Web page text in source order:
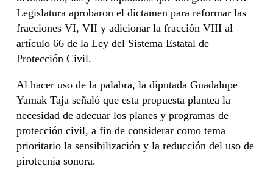
Legislatura aprobaron el dictamen para reformar las
fracciones VI, VII y adicionar la fracción VIII al
artículo 66 de la Ley del Sistema Estatal de
Protección Civil.
Al hacer uso de la palabra, la diputada Guadalupe
Yamak Taja señaló que esta propuesta plantea la
necesidad de adecuar los planes y programas de
protección civil, a fin de considerar como tema
prioritario la sensibilización y la reducción del uso de
pirotecnia sonora.